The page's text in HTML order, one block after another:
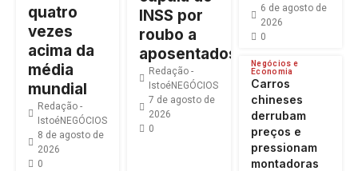
quatro
vezes
acima da
média
mundial
Redação -
IstoéNEGÓCIOS
8 de agosto de
2026
0
INSS por
roubo a
aposentados
Redação -
IstoéNEGÓCIOS
7 de agosto de
2026
0
6 de agosto de
2026
0
Negócios e
Economia
Carros
chineses
derrubam
preços e
pressionam
montadoras